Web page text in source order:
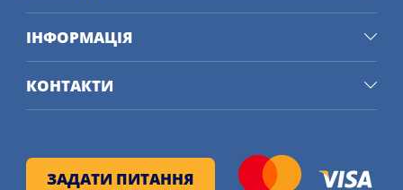
ЗАДАТИ ПИТАННЯ
ІНФОРМАЦІЯ
КОНТАКТИ